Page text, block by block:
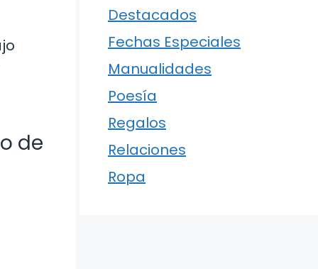
de
Destacados
Fechas Especiales
Manualidades
Poesía
Regalos
Relaciones
Ropa